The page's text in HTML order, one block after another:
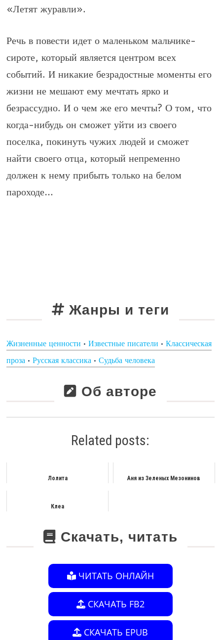
«Летят журавли».
Речь в повести идет о маленьком мальчике-
сироте, который является центром всех
событий. И никакие безрадостные моменты его
жизни не мешают ему мечтать ярко и
безрассудно. И о чем же его мечты? О том, что
когда-нибудь он сможет уйти из своего
поселка, покинуть чужих людей и сможет
найти своего отца, который непременно
должен к нему прибыть только на белом
пароходе…
Жанры и теги
Жизненные ценности •Известные писатели •Классическая
проза •Русская классика •Судьба человека
Об авторе
Related posts:
Лолита Аня из Зеленых Мезонинов
Клеа
Скачать, читать
ЧИТАТЬ ОНЛАЙН
СКАЧАТЬ FB2
СКАЧАТЬ EPUB